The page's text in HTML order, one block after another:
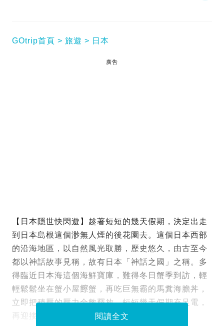
GOtrip首頁 旅遊 日本
廣告
【日本隱世快閃遊】趁著短短的幾天假期，決定出走
到日本島根這個渺無人煙的後花園去。這個日本西部
的沿海地區，以自然風光取勝，歷史悠久，由古至今
都以神話故事見稱，故有日本「神話之國」之稱。多
得臨近日本海這個海鮮寶庫，難得冬日蟹季到訪，輕
輕鬆鬆坐在蟹小屋𩟔蟹，再吃巨無霸的馬糞海膽丼，
立即把積壓的壓力全數釋放，短短幾天假期充足電，
再迎接生活中的各種挑戰。
閱讀全文